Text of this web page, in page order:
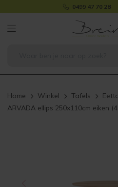
0499 47 70 28
Home Winkel Tafels
ARVADA ellips 250x110cm eiken